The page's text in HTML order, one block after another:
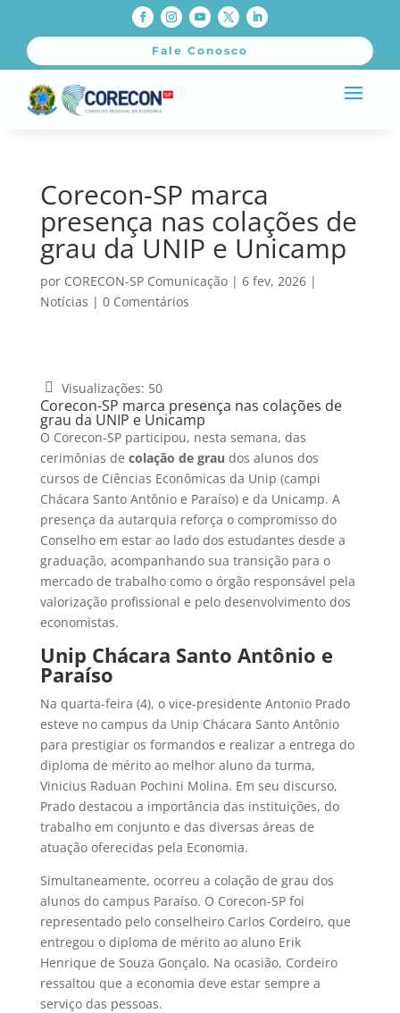
Fale Conosco
Corecon-SP marca
presença nas colações de
grau da UNIP e Unicamp
por CORECON-SP Comunicação| 6 fev, 2026|
Notícias | 0 Comentários
Visualizações: 50
Corecon-SP marca presença nas colações de
grau da UNIP e Unicamp
O Corecon-SP participou, nesta semana, das
cerimônias de colação de grau dos alunos dos
cursos de Ciências Econômicas da Unip (campi
Chácara Santo Antônio e Paraíso) e da Unicamp. A
presença da autarquia reforça o compromisso do
Conselho em estar ao lado dos estudantes desde a
graduação, acompanhando sua transição para o
mercado de trabalho como o órgão responsável pela
valorização profissional e pelo desenvolvimento dos
economistas.
Unip Chácara Santo Antônio e
Paraíso
Na quarta-feira (4), o vice-presidente Antonio Prado
esteve no campus da Unip Chácara Santo Antônio
para prestigiar os formandos e realizar a entrega do
diploma de mérito ao melhor aluno da turma,
Vinicius Raduan Pochini Molina. Em seu discurso,
Prado destacou a importância das instituições, do
trabalho em conjunto e das diversas áreas de
atuação oferecidas pela Economia.
Simultaneamente, ocorreu a colação de grau dos
alunos do campus Paraíso. O Corecon-SP foi
representado pelo conselheiro Carlos Cordeiro, que
entregou o diploma de mérito ao aluno Erik
Henrique de Souza Gonçalo. Na ocasião, Cordeiro
ressaltou que a economia deve estar sempre a
serviço das pessoas.